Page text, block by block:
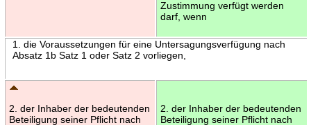
Zustimmung verfügt werden
darf, wenn
1. die Voraussetzungen für eine Untersagungsverfügung nach
Absatz 1b Satz 1 oder Satz 2 vorliegen,
2. der Inhaber der bedeutenden
Beteiligung seiner Pflicht nach
2. der Inhaber der bedeutenden
Beteiligung seiner Pflicht nach